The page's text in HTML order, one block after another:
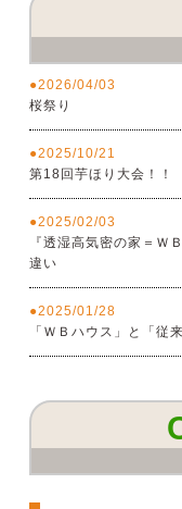
2026/04/03
桜祭り
2025/10/21
第18回芋ほり大会！！
2025/02/03
『透湿高気密の家＝Ｗ
違い
2025/01/28
「ＷＢハウス」と「従